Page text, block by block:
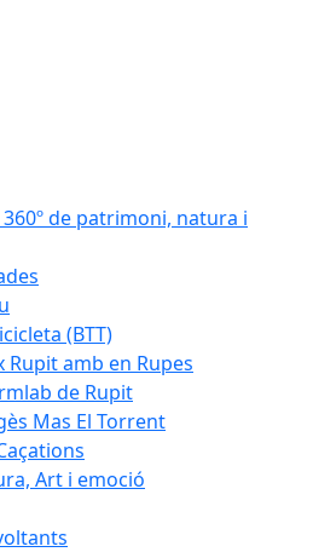
360º de patrimoni, natura i
(BTT)
Rupit amb en Rupes
de Rupit
Mas El Torrent
Art i emoció